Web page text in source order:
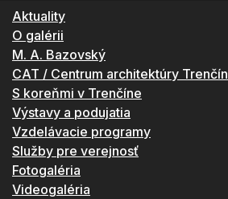
Aktuality
O galérii
M. A. Bazovský
CAT / Centrum architektúry Trenčín
S koreňmi v Trenčíne
Výstavy a podujatia
Vzdelávacie programy
Služby pre verejnosť
Fotogaléria
Videogaléria